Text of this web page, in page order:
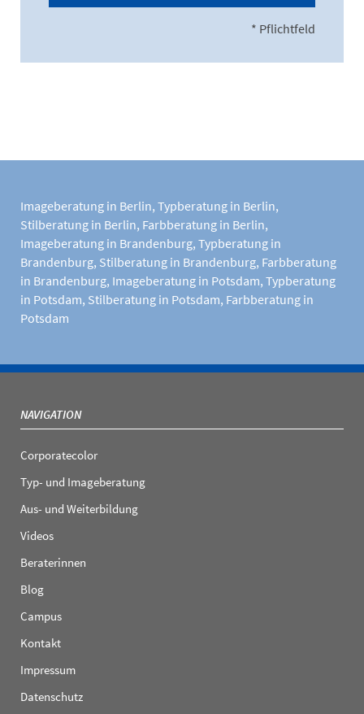
* Pflichtfeld
Imageberatung in Berlin, Typberatung in Berlin,
Stilberatung in Berlin, Farbberatung in Berlin,
Imageberatung in Brandenburg, Typberatung in
Brandenburg, Stilberatung in Brandenburg, Farbberatung
in Brandenburg, Imageberatung in Potsdam, Typberatung
in Potsdam, Stilberatung in Potsdam, Farbberatung in
Potsdam
NAVIGATION
Corporatecolor
Typ- und Imageberatung
Aus- und Weiterbildung
Videos
Beraterinnen
Blog
Campus
Kontakt
Impressum
Datenschutz